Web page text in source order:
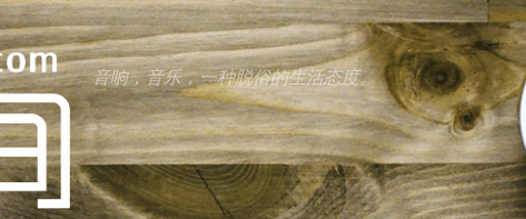
音响，音乐，一种脱俗的生活态度。